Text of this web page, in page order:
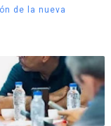
de la nueva